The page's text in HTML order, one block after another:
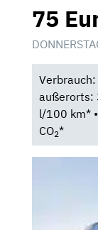
75
außerorts:
l/100 km*
CO2*